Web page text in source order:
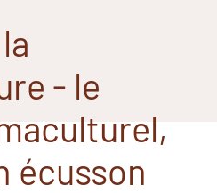
- le
écusson